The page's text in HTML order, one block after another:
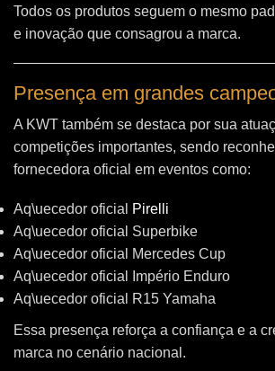
Todos os produtos seguem o mesmo
e inovação que consagrou a marca.
Presença em grandes
A KWT também se destaca por sua
competições importantes, sendo
fornecedora oficial em eventos como:
Aq\uecedor oficial
Pirelli
Aq\uecedor oficial Superbike
Aq\uecedor oficial Mercedes Cup
Aq\uecedor oficial Império Enduro
Aq\uecedor oficial R15 Yamaha
Essa presença reforça a confiança e a
marca no cenário nacional.